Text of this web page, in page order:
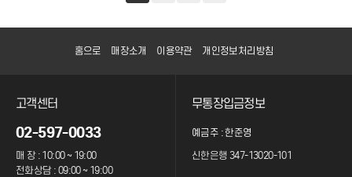
홈으로 매장소개 이용약관 개인정보처리방침
고객센터
02-597-0033
매 장 : 10:00 ~ 19:00
전화상담 : 09:00 ~ 19:00
무통장입금정보
예금주 : 한준영
신한은행 347-13020-101